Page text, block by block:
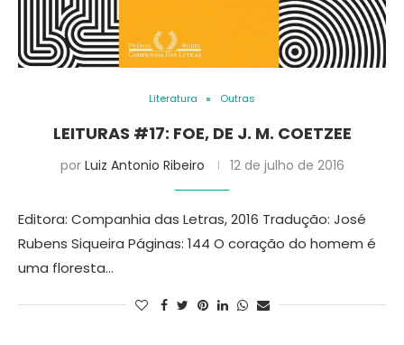
Literatura Outras
LEITURAS #17: FOE, DE J. M. COETZEE
por Luiz Antonio Ribeiro 12 de julho de 2016
Editora: Companhia das Letras, 2016 Tradução: José
Rubens Siqueira Páginas: 144 O coração do homem é
uma floresta…